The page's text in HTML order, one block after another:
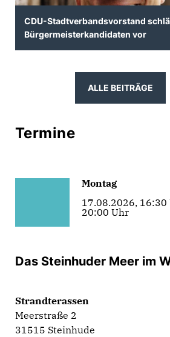
CDU-Stadtverbandsvorstand
Bürgermeisterkandidaten vor
ALLE BEITRÄGE
Termine
Montag
17.08.2026, 16:30
20:00 Uhr
Das Steinhuder Meer im
Strandterassen
Meerstraße 2
31515 Steinhude